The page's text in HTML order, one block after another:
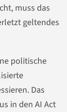
muss das
geltendes
politische
Das
in den AI Act